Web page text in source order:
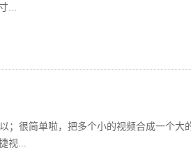
...
；很简单啦，把多个小的视频合成一个大
视...